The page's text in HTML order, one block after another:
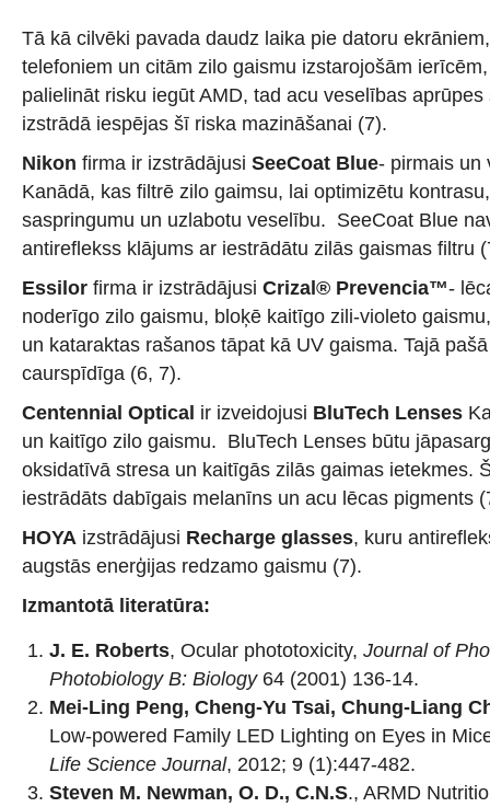
Tā kā cilvēki pavada daudz laika pie datoru
telefoniem un citām zilo gaismu izstarojošām
palielināt risku iegūt AMD, tad acu veselības
izstrādā iespējas šī riska mazināšanai (7).
Nikon firma ir izstrādājusi SeeCoat Blue- pirmais un
Kanādā, kas filtrē zilo gaimsu, lai optimizētu
saspringumu un uzlabotu veselību. SeeCoat Blue
antireflekss klājums ar iestrādātu zilās gaismas filtru
Essilor firma ir izstrādājusi Crizal® Prevencia™-
noderīgo zilo gaismu, bloķē kaitīgo zili-violeto
un kataraktas rašanos tāpat kā UV gaisma. Tajā
caurspīdīga (6, 7).
Centennial Optical ir izveidojusi BluTech Lenses
un kaitīgo zilo gaismu. BluTech Lenses būtu
oksidatīvā stresa un kaitīgās zilās gaimas ietekmes.
iestrādāts dabīgais melanīns un acu lēcas pigments
HOYA izstrādājusi Recharge glasses, kuru
augstās enerģijas redzamo gaismu (7).
Izmantotā literatūra:
J. E. Roberts, Ocular phototoxicity, Journal of
Photobiology B: Biology64 (2001) 136-14.
Mei-Ling Peng, Cheng-Yu Tsai, Chung-Liang
Low-powered Family LED Lighting on Eyes in
Life Science Journal, 2012; 9 (1):447-482.
Steven M. Newman, O. D., C.N.S., ARMD